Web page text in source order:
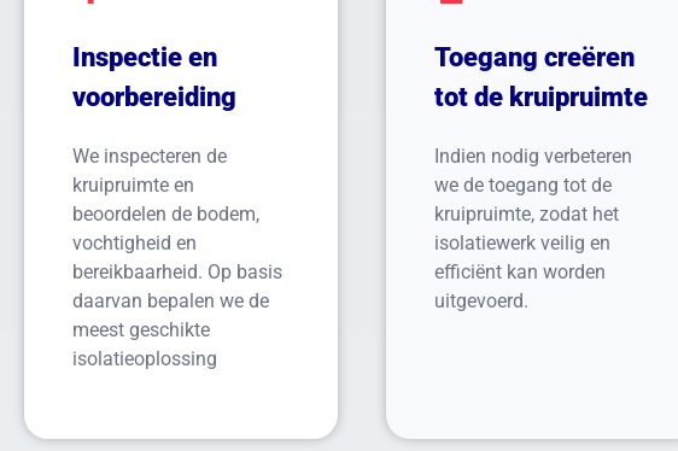
Inspectie en
voorbereiding
We inspecteren de
kruipruimte en
beoordelen de bodem,
vochtigheid en
bereikbaarheid. Op basis
daarvan bepalen we de
meest geschikte
isolatieoplossing
Toegang creëren
tot de kruipruimte
Indien nodig verbeteren
we de toegang tot de
kruipruimte, zodat het
isolatiewerk veilig en
efficiënt kan worden
uitgevoerd.